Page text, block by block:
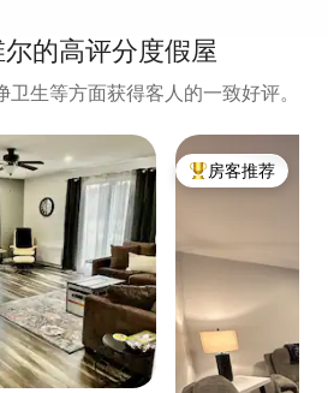
的高评分度假屋
生等方面获得客人的一致好评。
热门「房客推荐」
房客推荐